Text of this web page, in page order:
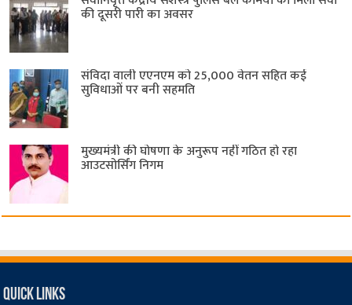
की दूसरी पारी का अवसर
संविदा वाली एएनएम को 25,000 वेतन सहित कई
सुविधाओं पर बनी सहमति
मुख्यमंत्री की घोषणा के अनुरूप नहीं गठित हो रहा
आउटसोर्सिंग निगम
Quick Links